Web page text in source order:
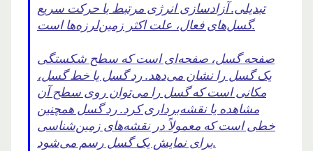
تبدیلی. آزادسازی انرژی مرتبط با حرکت سریع
گسل‌های فعال، علت اکثر زمین‌لرزه‌ها است.
صفحه گسل، صفحه‌ای است که سطح شکستگی
یک گسل را نشان می‌دهد. رد گسل یا خط گسل،
مکانی است که گسل را می‌توان روی سطح آن
مشاهده یا نقشه‌برداری کرد. رد گسل همچنین
خطی است که معمولاً در نقشه‌های زمین‌شناسی
برای نمایش یک گسل رسم می‌شود.